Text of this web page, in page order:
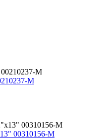
M
00310156-M